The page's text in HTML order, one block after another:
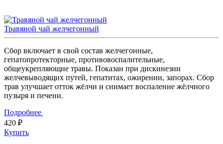
Травяной чай желчегонный
Сбор включает в свой состав желчегонные,
гепатопротекторные, противовоспалительные,
общеукрепляющие травы. Показан при дискинезии
желчевыводящих путей, гепатитах, ожирении, запорах. Сбор
трав улучшает отток жёлчи и снимает воспаление жёлчного
пузыря и печени.
Подробнее
420 ₽
Купить